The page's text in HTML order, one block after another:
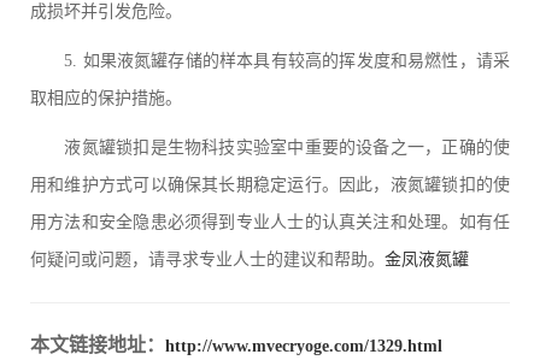
成损坏并引发危险。
5. 如果液氮罐存储的样本具有较高的挥发度和易燃性，请采
取相应的保护措施。
液氮罐锁扣是生物科技实验室中重要的设备之一，正确的使
用和维护方式可以确保其长期稳定运行。因此，液氮罐锁扣的使
用方法和安全隐患必须得到专业人士的认真关注和处理。如有任
何疑问或问题，请寻求专业人士的建议和帮助。 金凤液氮罐
本文链接地址： http://www.mvecryoge.com/1329.html